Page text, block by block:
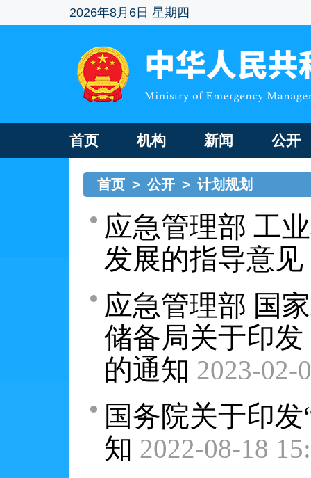
2026年8月6日 星期四
首页 机构 新闻 公开
首页 > 公开 > 计划规划
应急管理部 工
发展的指导意见
应急管理部 国
储备局关于印
的通知 2023-02-
国务院关于印
知 2022-08-18